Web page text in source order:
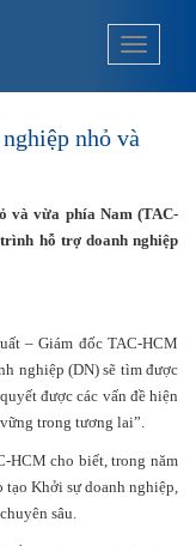
nhỏ và
và vừa phía Nam (TAC-
hỗ trợ doanh nghiệp
– Giám đốc TAC-HCM
nghiệp (DN) sẽ tìm được
được các vấn đề hiện
trong tương lai”.
HCM cho biết, trong năm
Khởi sự doanh nghiệp,
sâu.